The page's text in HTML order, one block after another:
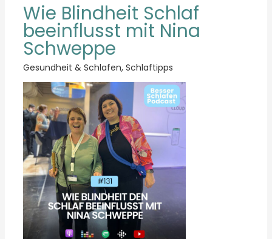
Wie Blindheit Schlaf
beeinflusst mit Nina
Schweppe
Gesundheit & Schlafen, Schlaftipps